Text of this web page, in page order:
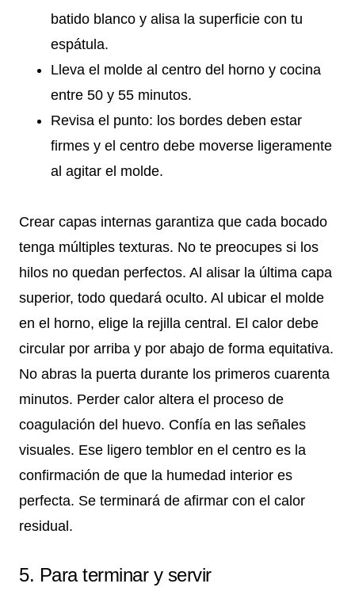
batido blanco y alisa la superficie con tu
espátula.
Lleva el molde al centro del horno y cocina
entre 50 y 55 minutos.
Revisa el punto: los bordes deben estar
firmes y el centro debe moverse ligeramente
al agitar el molde.
Crear capas internas garantiza que cada bocado
tenga múltiples texturas. No te preocupes si los
hilos no quedan perfectos. Al alisar la última capa
superior, todo quedará oculto. Al ubicar el molde
en el horno, elige la rejilla central. El calor debe
circular por arriba y por abajo de forma equitativa.
No abras la puerta durante los primeros cuarenta
minutos. Perder calor altera el proceso de
coagulación del huevo. Confía en las señales
visuales. Ese ligero temblor en el centro es la
confirmación de que la humedad interior es
perfecta. Se terminará de afirmar con el calor
residual.
5. Para terminar y servir